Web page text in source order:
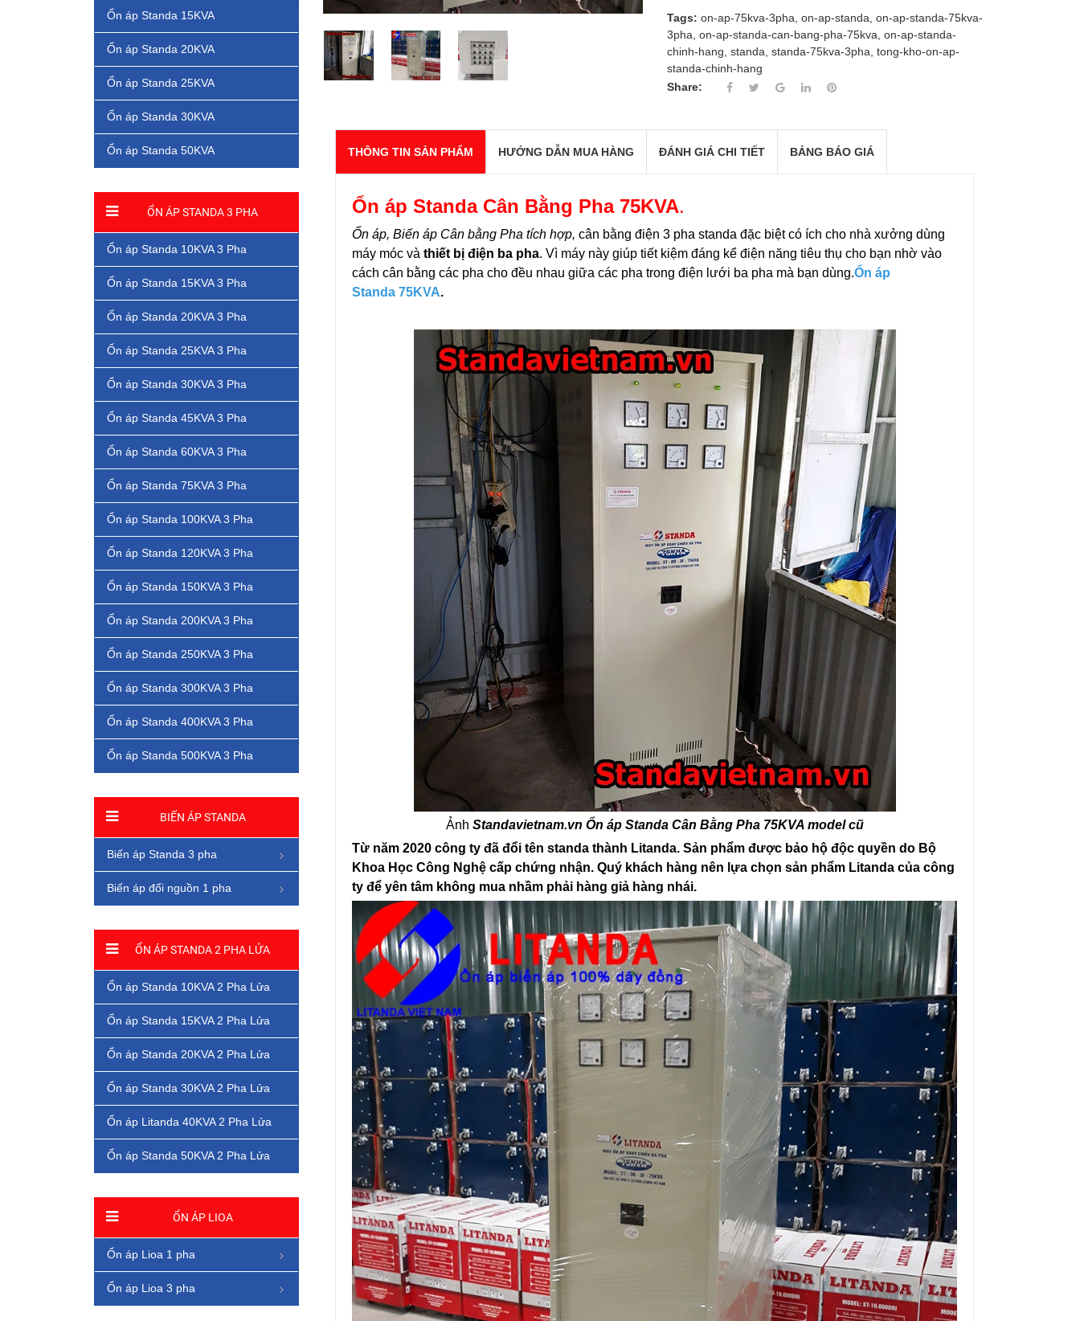
Tags: on-ap-75kva-3pha on-ap-standa on-ap-standa-75kva-
3pha on-ap-standa-can-bang-pha-75kva on-ap-standa-
chinh-hang standa standa-75kva-3pha tong-kho-on-ap-
standa-chinh-hang
Share:
THÔNG TIN SẢN PHẨM HƯỚNG DẪN MUA HÀNG ĐÁNH GIÁ CHI TIẾT BẢNG BÁO GIÁ
Ổn áp Standa Cân Bằng Pha 75KVA.
Ổn áp, Biến áp Cân bằng Pha tích hợp, cân bằng điện 3 pha standa đặc biệt có ích cho nhà xưởng dùng
máy móc và thiết bị điện ba pha. Vì máy này giúp tiết kiệm đáng kể điện năng tiêu thụ cho bạn nhờ vào
cách cân bằng các pha cho đều nhau giữa các pha trong điện lưới ba pha mà bạn dùng.Ổn áp
Standa 75KVA.
Ảnh Standavietnam.vn Ổn áp Standa Cân Bằng Pha 75KVA model cũ
Từ năm 2020 công ty đã đổi tên standa thành Litanda. Sản phẩm được bảo hộ độc quyền do Bộ
Khoa Học Công Nghệ cấp chứng nhận. Quý khách hàng nên lựa chọn sản phẩm Litanda của công
ty để yên tâm không mua nhầm phải hàng giả hàng nhái.
Ổn áp Standa 15KVA
Ổn áp Standa 20KVA
Ổn áp Standa 25KVA
Ổn áp Standa 30KVA
Ổn áp Standa 50KVA
ỔN ÁP STANDA 3 PHA
Ổn áp Standa 10KVA 3 Pha
Ổn áp Standa 15KVA 3 Pha
Ổn áp Standa 20KVA 3 Pha
Ổn áp Standa 25KVA 3 Pha
Ổn áp Standa 30KVA 3 Pha
Ổn áp Standa 45KVA 3 Pha
Ổn áp Standa 60KVA 3 Pha
Ổn áp Standa 75KVA 3 Pha
Ổn áp Standa 100KVA 3 Pha
Ổn áp Standa 120KVA 3 Pha
Ổn áp Standa 150KVA 3 Pha
Ổn áp Standa 200KVA 3 Pha
Ổn áp Standa 250KVA 3 Pha
Ổn áp Standa 300KVA 3 Pha
Ổn áp Standa 400KVA 3 Pha
Ổn áp Standa 500KVA 3 Pha
BIẾN ÁP STANDA
Biến áp Standa 3 pha
Biến áp đổi nguồn 1 pha
ỔN ÁP STANDA 2 PHA LỬA
Ổn áp Standa 10KVA 2 Pha Lửa
Ổn áp Standa 15KVA 2 Pha Lửa
Ổn áp Standa 20KVA 2 Pha Lửa
Ổn áp Standa 30KVA 2 Pha Lửa
Ổn áp Litanda 40KVA 2 Pha Lửa
Ổn áp Standa 50KVA 2 Pha Lửa
ỔN ÁP LIOA
Ổn áp Lioa 1 pha
Ổn áp Lioa 3 pha